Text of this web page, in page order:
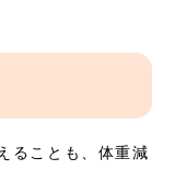
ることも、体重減